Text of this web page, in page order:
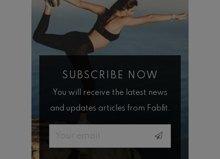
SUBSCRIBE NOW
You will receive the latest news
and updates articles from Fabfit.
Email